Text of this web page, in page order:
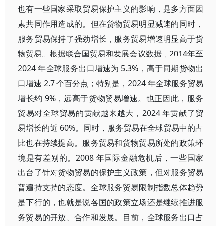
也有一些国家采取贸易保护主义的影响，是多方面因
素共同作用造成的。但在货物贸易明显减速的同时，
服务贸易保持了强劲增长，服务贸易增速明显高于货
物贸易。根据联合国贸易和发展会议数据，2014年至
2024 年全球服务出口增速为 5.3%，高于同期货物出
口增速 2.7 个百分点；特别是，2024 年全球服务贸易
增长约 9%，远高于货物贸易增速。也正因此，服务
贸易对全球贸易的贡献越来越大，2024 年贡献了贸
易增长的近 60%。同时，服务贸易在全球贸易中的占
比也在持续提高。服务贸易和货物贸易所处的政策环
境是有差别的。2008 年国际金融危机后，一些国家
出台了针对货物贸易的保护主义政策，但对服务贸易
普遍持支持的态度。全球服务贸易限制指数总体趋势
是下行的，也就是说各国的政策立场还是继续推进服
务贸易的开放、合作和发展。目前，全球服务出口占